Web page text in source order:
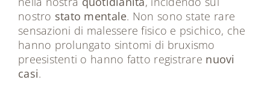
nostro stato mentale. Non sono state rare
sensazioni di malessere fisico e psichico, che
hanno prolungato sintomi di bruxismo
preesistenti o hanno fatto registrare nuovi
casi.